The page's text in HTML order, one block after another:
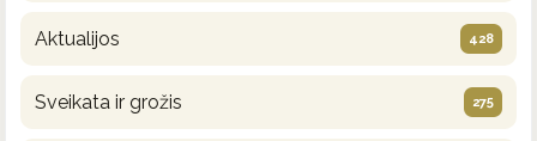
Aktualijos 428
Sveikata ir grožis 275